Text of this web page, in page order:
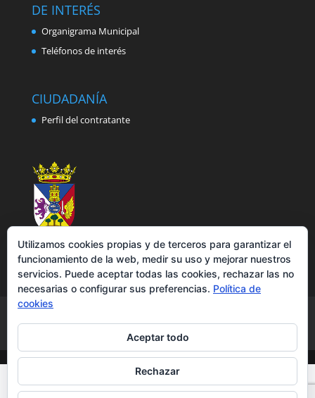
DE INTERÉS
Organigrama Municipal
Teléfonos de interés
CIUDADANÍA
Perfil del contratante
Política de cookies
Accesibilidad
Utilizamos cookies propias y de terceros para garantizar el
funcionamiento de la web, medir su uso y mejorar nuestros
servicios. Puede aceptar todas las cookies, rechazar las no
necesarias o configurar sus preferencias. Política de
cookies
Aceptar todo
Rechazar